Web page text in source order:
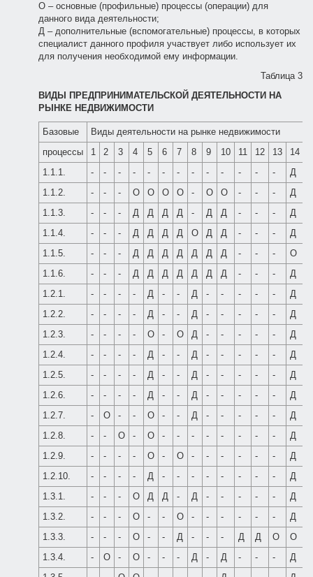
О – основные (профильные) процессы (операции) для
данного вида деятельности;
Д – дополнительные (вспомогательные) процессы, в которых
специалист данного профиля участвует либо использует их
для получения необходимой ему информации.
Таблица 3
ВИДЫ ПРЕДПРИНИМАТЕЛЬСКОЙ ДЕЯТЕЛЬНОСТИ НА
РЫНКЕ НЕДВИЖИМОСТИ
Базовые
Виды деятельности на рынке недвижимости
процессы
1 2 3 4 5 6 7 8 9 10 11 12 13 14
1.1.1.
- - - - - - - - - - - - - Д
1.1.2.
- - - О О О О - О О - - - Д
1.1.3.
- - - Д Д Д Д - Д Д - - - Д
1.1.4.
- - - Д Д Д Д О Д Д - - - Д
1.1.5.
- - - Д Д Д Д Д Д Д - - - О
1.1.6.
- - - Д Д Д Д Д Д Д - - - Д
1.2.1.
- - - - Д - - Д - - - - - Д
1.2.2.
- - - - Д - - Д - - - - - Д
1.2.3.
- - - - О - О Д - - - - - Д
1.2.4.
- - - - Д - - Д - - - - - Д
1.2.5.
- - - - Д - - Д - - - - - Д
1.2.6.
- - - - Д - - Д - - - - - Д
1.2.7.
- О - - О - - Д - - - - - Д
1.2.8.
- - О - О - - - - - - - - Д
1.2.9.
- - - - О - О - - - - - - Д
1.2.10.
- - - - Д - - - - - - - - Д
1.3.1.
- - - О Д Д - Д - - - - - Д
1.3.2.
- - - О - - О - - - - - - Д
1.3.3.
- - - О - - Д - - - Д Д О О
1.3.4.
- О - О - - - Д - Д - - - Д